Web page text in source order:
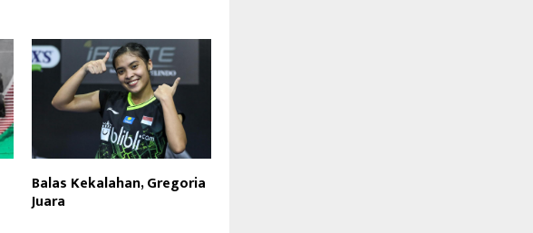
Balas Kekalahan, Gregoria
Juara